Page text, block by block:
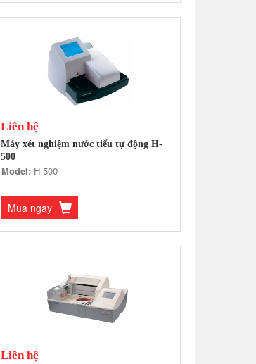
Liên hệ
Máy xét nghiệm nước tiểu tự động H-
500
Model: H-500
Mua ngay
Liên hệ